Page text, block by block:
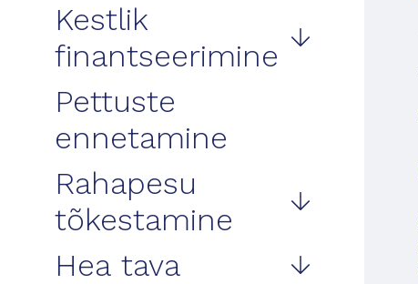
Kestlik
finantseerimine
Pettuste
ennetamine
Rahapesu
tõkestamine
Hea tava